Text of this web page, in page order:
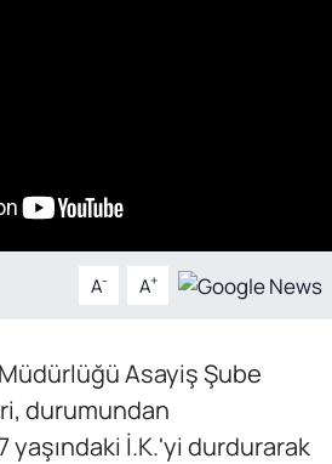
A- A+
Asayiş Şube
durumundan
İ.K.'yi durdurarak